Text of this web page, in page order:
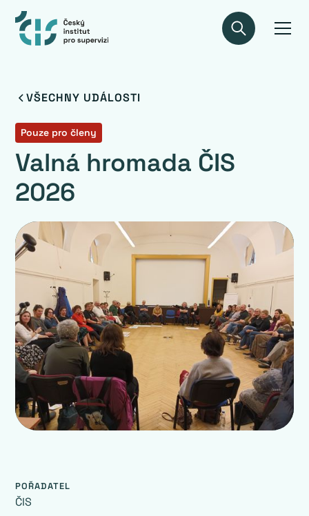
VŠECHNY UDÁLOSTI
POŘADATEL
‍ČIS
Pouze pro členy
Valná hromada ČIS
2026